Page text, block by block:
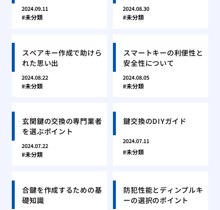
2024.09.11
未分類
2024.08.30
未分類
スペアキー作成で助けら
れた思い出
2024.08.22
未分類
スマートキーの利便性と
安全性について
2024.08.05
未分類
玄関鍵の交換の専門業者
を選ぶポイント
2024.07.22
未分類
鍵交換のDIYガイド
2024.07.11
未分類
合鍵を作成するための基
礎知識
防犯性能とディンプルキ
ーの選択のポイント